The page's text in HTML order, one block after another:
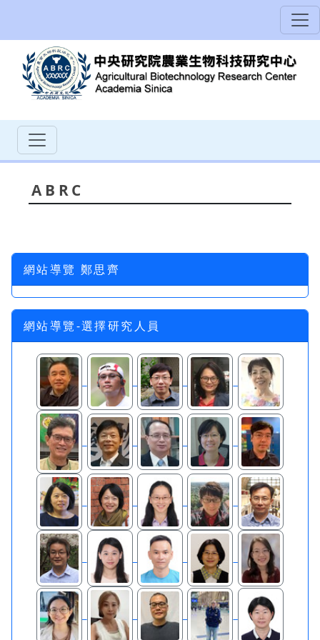
ABRC
網站導覽 鄭思齊
網站導覽-選擇研究人員